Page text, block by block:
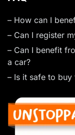
– How can I
– Can I register
– Can I benefit
a car?
– Is it safe to buy